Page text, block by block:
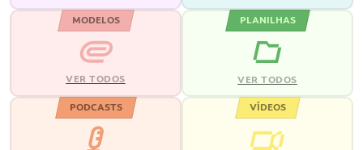
MODELOS
VER TODOS
PLANILHAS
VER TODOS
PODCASTS VÍDEOS